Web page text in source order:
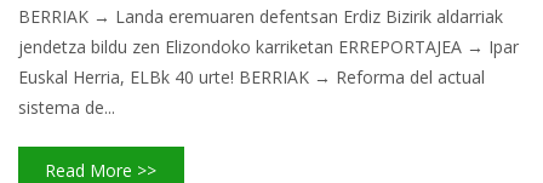
BERRIAK → Landa eremuaren defentsan Erdiz Bizirik aldarriak
jendetza bildu zen Elizondoko karriketan ERREPORTAJEA → Ipar
Euskal Herria, ELBk 40 urte! BERRIAK → Reforma del actual
sistema de...
Read More >>